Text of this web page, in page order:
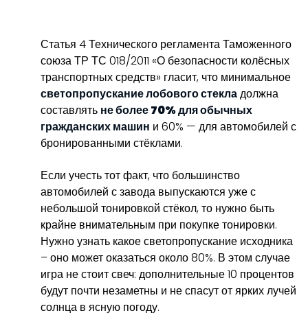
Статья 4 Технического регламента Таможенного
союза ТР ТС 018/2011 «О безопасности колёсных
транспортных средств» гласит, что минимальное
светопропускание лобового стекладолжна
составлять не более 70% для обычных
гражданских машин и 60% — для автомобилей с
бронированными стёклами.
Если учесть тот факт, что большинство
автомобилей с завода выпускаются уже с
небольшой тонировкой стёкол, то нужно быть
крайне внимательным при покупке тонировки.
Нужно узнать какое светопропускание исходника
– оно может оказаться около 80%. В этом случае
игра не стоит свеч: дополнительные 10 процентов
будут почти незаметны и не спасут от ярких лучей
солнца в ясную погоду.